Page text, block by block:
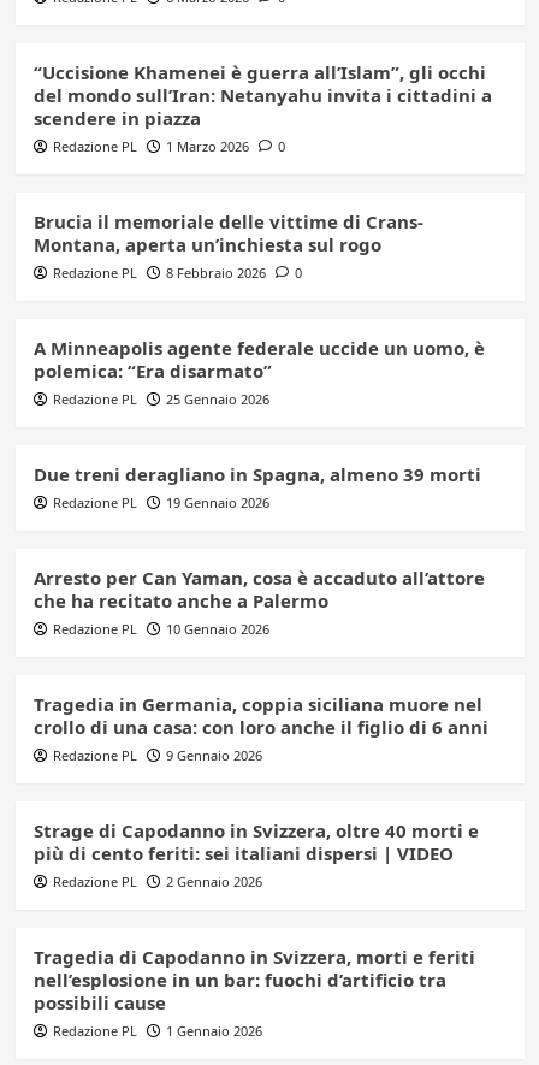
“Uccisione Khamenei è guerra all’Islam”, gli occhi
del mondo sull’Iran: Netanyahu invita i cittadini a
scendere in piazza
Redazione PL 1 Marzo 2026 0
Brucia il memoriale delle vittime di Crans-
Montana, aperta un’inchiesta sul rogo
Redazione PL 8 Febbraio 2026 0
A Minneapolis agente federale uccide un uomo, è
polemica: “Era disarmato”
Redazione PL 25 Gennaio 2026
Due treni deragliano in Spagna, almeno 39 morti
Redazione PL 19 Gennaio 2026
Arresto per Can Yaman, cosa è accaduto all’attore
che ha recitato anche a Palermo
Redazione PL 10 Gennaio 2026
Tragedia in Germania, coppia siciliana muore nel
crollo di una casa: con loro anche il figlio di 6 anni
Redazione PL 9 Gennaio 2026
Strage di Capodanno in Svizzera, oltre 40 morti e
più di cento feriti: sei italiani dispersi | VIDEO
Redazione PL 2 Gennaio 2026
Tragedia di Capodanno in Svizzera, morti e feriti
nell’esplosione in un bar: fuochi d’artificio tra
possibili cause
Redazione PL 1 Gennaio 2026